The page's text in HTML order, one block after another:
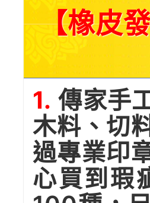
【橡皮
1. 傳家手
木料、切
過專業印
心買到瑕